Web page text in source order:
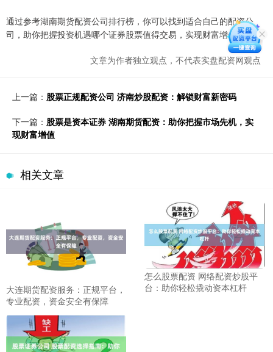
通过参考湖南期货配资公司排行榜，你可以找到适合自己的配资公
司，助你把握投资机遇哪个证券股票值得交易，实现财富增值。
文章为作者独立观点，不代表实盘配资网观点
上一篇： 股票正规配资公司 济南炒股配资：解锁财富新密码
下一篇： 股票是资本证券 湖南期货配资：助你把握市场先机，实
现财富增值
相关文章
大连期货配资服务：正规平台，
专业配资，资金安全有保障
怎么股票配资 网络配资炒股平
台：助你轻松撬动资本杠杆